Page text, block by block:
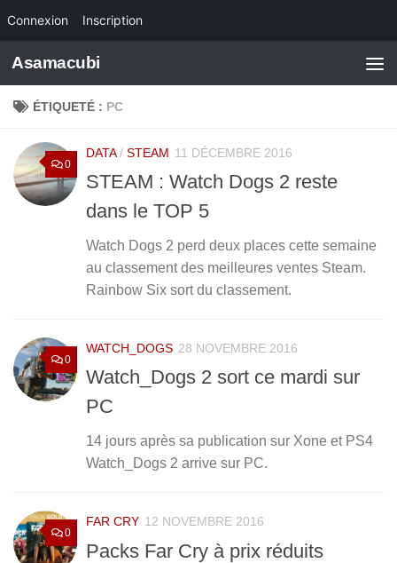
Connexion Inscription
Skip to content
Asamacubi
ÉTIQUETÉ : PC
0
DATA/ STEAM 11 DÉCEMBRE 2016
STEAM : Watch Dogs 2 reste
dans le TOP 5
Watch Dogs 2 perd deux places cette semaine
au classement des meilleures ventes Steam.
Rainbow Six sort du classement.
0
WATCH_DOGS 28 NOVEMBRE 2016
Watch_Dogs 2 sort ce mardi sur
PC
14 jours après sa publication sur Xone et PS4
Watch_Dogs 2 arrive sur PC.
0
FAR CRY 12 NOVEMBRE 2016
Packs Far Cry à prix réduits